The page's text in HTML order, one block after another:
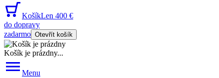
KošíkLen 400 €
do dopravy
zadarmo Otevřít košík
Košík je prázdny...
Menu